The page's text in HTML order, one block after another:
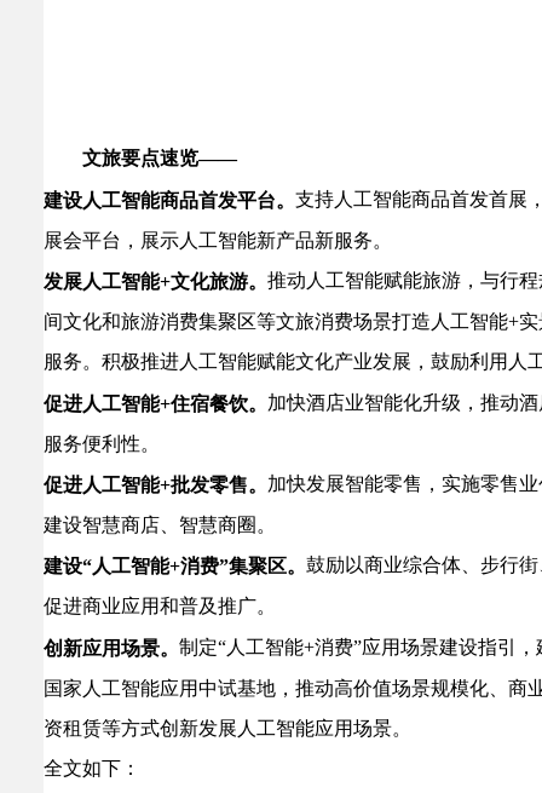
文旅要点速览——
建设人工智能商品首发平台。 支持人工智能商品首发首展
展会平台，展示人工智能新产品新服务。
发展人工智能+文化旅游。 推动人工智能赋能旅游，与行
间文化和旅游消费集聚区等文旅消费场景打造人工智能+
服务。积极推进人工智能赋能文化产业发展，鼓励利用
促进人工智能+住宿餐饮。 加快酒店业智能化升级，推动
服务便利性。
促进人工智能+批发零售。 加快发展智能零售，实施零售
建设智慧商店、智慧商圈。
建设“人工智能+消费”集聚区。 鼓励以商业综合体、步行
促进商业应用和普及推广。
创新应用场景。 制定“人工智能+消费”应用场景建设指引
国家人工智能应用中试基地，推动高价值场景规模化、
资租赁等方式创新发展人工智能应用场景。
全文如下：